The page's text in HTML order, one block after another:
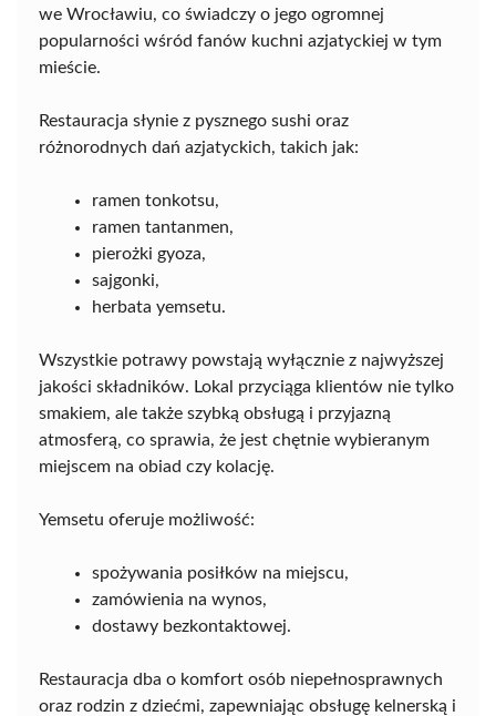
we Wrocławiu, co świadczy o jego ogromnej
popularności wśród fanów kuchni azjatyckiej w tym
mieście.
Restauracja słynie z pysznego sushi oraz
różnorodnych dań azjatyckich, takich jak:
ramen tonkotsu,
ramen tantanmen,
pierożki gyoza,
sajgonki,
herbata yemsetu.
Wszystkie potrawy powstają wyłącznie z najwyższej
jakości składników. Lokal przyciąga klientów nie tylko
smakiem, ale także szybką obsługą i przyjazną
atmosferą, co sprawia, że jest chętnie wybieranym
miejscem na obiad czy kolację.
Yemsetu oferuje możliwość:
spożywania posiłków na miejscu,
zamówienia na wynos,
dostawy bezkontaktowej.
Restauracja dba o komfort osób niepełnosprawnych
oraz rodzin z dziećmi, zapewniając obsługę kelnerską i